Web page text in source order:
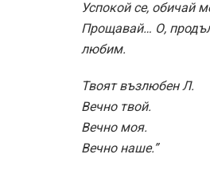
Успокой се, обичай
Прощавай… О,
любим.
Твоят възлюбен Л.
Вечно твой.
Вечно моя.
Вечно наше.”